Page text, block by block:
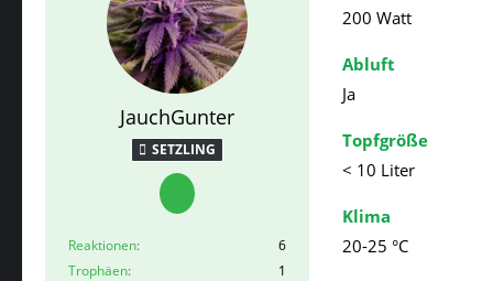
JauchGunter
SETZLING
Reaktionen
6
Trophäen
1
200 Watt
Abluft
Ja
Topfgröße
< 10 Liter
Klima
20-25 °C